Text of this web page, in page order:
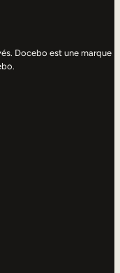
Docebo est une marque